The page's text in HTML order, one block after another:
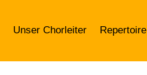
Unser Chorleiter Repertoire